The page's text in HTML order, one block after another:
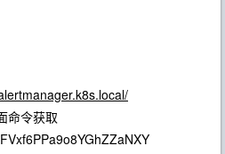
命令获取